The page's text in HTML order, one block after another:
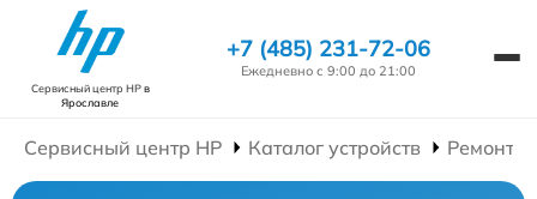
Сервисный центр HPв
Ярославле
+7 (485) 231-72-06
Ежедневно с 9:00 до 21:00
Сервисный центр HP Каталог устройств Ремонт